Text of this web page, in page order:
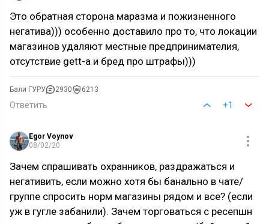
Это обратная сторона маразма и пожизненного
негатива))) особенно доставило про то, что локации
магазинов удаляют местные предпринимателия,
отсутствие gett-a и бред про штрафы)))
Бали ГУРУ 2930 6213
Ответить +1
Egor Voynov
08/02/20
Зачем спрашивать охранников, раздражаться и
негативить, если можно хотя бы банально в чате/
группе спросить норм магазины рядом и все? (если
уж в гугле забанили). Зачем торговаться с ресепшн